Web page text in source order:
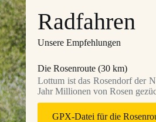
Radfahren
Unsere Empfehlungen
Die Rosenroute (30 km)
Lottum ist das Rosendorf der
Jahr Millionen von Rosen
GPX-Datei für die